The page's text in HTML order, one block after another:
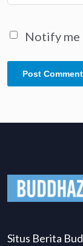
Notify me
Situs Berita